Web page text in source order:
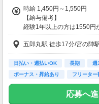
時給 1,450円～1,550円
【給与備考】
経験1年以上の方は1550円
ト！経験1年未満の方も就
0円に昇給します！
◆月収例
24万3千～26万円＋残業手
6割のスタッフが利用中！
最短即時支払い。
五郎丸駅 徒歩17分/宮の陣
日払い・週払いOK 長期 週
ボーナス・昇給あり
フリーター
高校卒業以上
応募へ